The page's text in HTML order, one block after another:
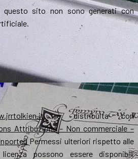
sito non sono generati con
è distribuita con
Attribuzione – Non commerciale –
Permessi ulteriori rispetto alle
possono essere disponibili